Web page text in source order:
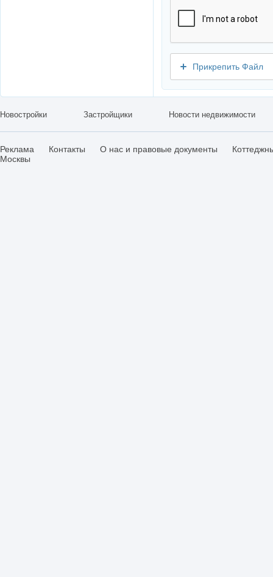
Прикрепить Файл
Новостройки Застройщики Новости недвижимости
Реклама Контакты О нас и правовые документы
Москвы